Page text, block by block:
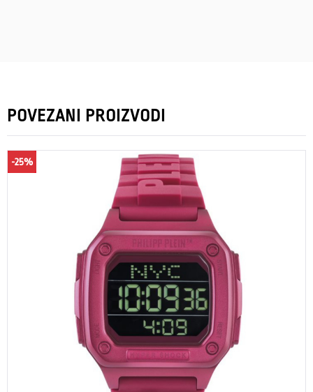
POVEZANI PROIZVODI
-25%